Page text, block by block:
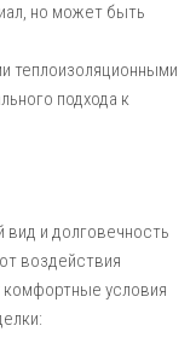
но может быть
теплоизоляционными
подхода к
и долговечность
воздействия
условия